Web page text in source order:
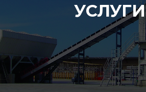
УСЛУГИ